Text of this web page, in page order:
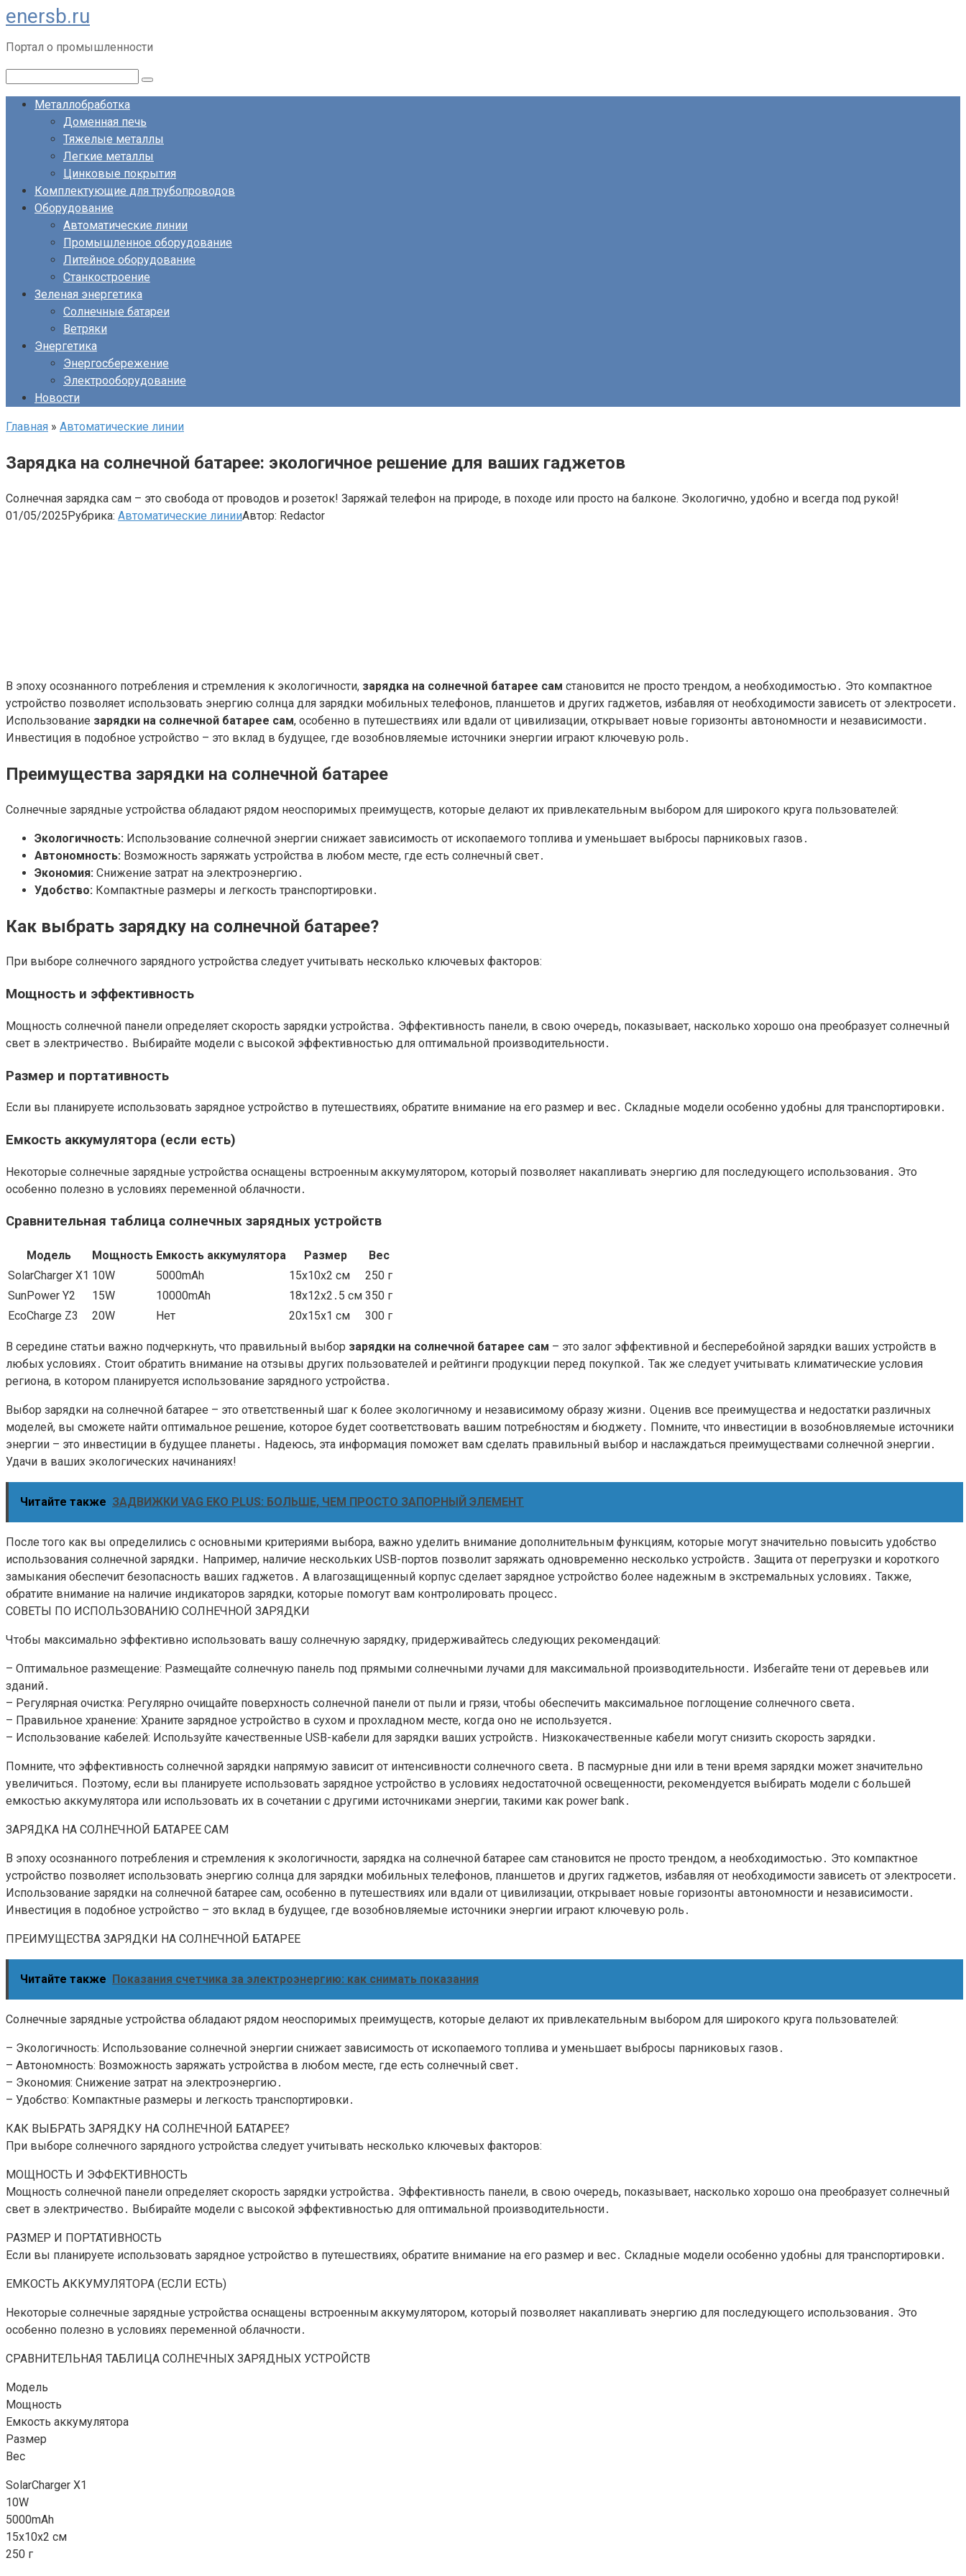
Перейти
к
контенту
enersb.ru
Портал о промышленности
Металлобработка
Доменная печь
Тяжелые металлы
Легкие металлы
Цинковые покрытия
Комплектующие для трубопроводов
Оборудование
Автоматические линии
Промышленное оборудование
Литейное оборудование
Станкостроение
Зеленая энергетика
Солнечные батареи
Ветряки
Энергетика
Энергосбережение
Электрооборудование
Новости
Главная » Автоматические линии
Зарядка на солнечной батарее: экологичное решение для ваших гаджетов
Солнечная зарядка сам – это свобода от проводов и розеток! Заряжай телефон на природе, в походе или просто на балконе. Экологично, удобно и всегда под рукой!
01/05/2025Рубрика: Автоматические линииАвтор: Redactor
В эпоху осознанного потребления и стремления к экологичности, зарядка на солнечной батарее сам становится не просто трендом, а необходимостью․ Это компактное
устройство позволяет использовать энергию солнца для зарядки мобильных телефонов, планшетов и других гаджетов, избавляя от необходимости зависеть от электросети․
Использование зарядки на солнечной батарее сам, особенно в путешествиях или вдали от цивилизации, открывает новые горизонты автономности и независимости․
Инвестиция в подобное устройство – это вклад в будущее, где возобновляемые источники энергии играют ключевую роль․
Преимущества зарядки на солнечной батарее
Солнечные зарядные устройства обладают рядом неоспоримых преимуществ, которые делают их привлекательным выбором для широкого круга пользователей:
Экологичность: Использование солнечной энергии снижает зависимость от ископаемого топлива и уменьшает выбросы парниковых газов․
Автономность: Возможность заряжать устройства в любом месте, где есть солнечный свет․
Экономия: Снижение затрат на электроэнергию․
Удобство: Компактные размеры и легкость транспортировки․
Как выбрать зарядку на солнечной батарее?
При выборе солнечного зарядного устройства следует учитывать несколько ключевых факторов:
Мощность и эффективность
Мощность солнечной панели определяет скорость зарядки устройства․ Эффективность панели, в свою очередь, показывает, насколько хорошо она преобразует солнечный
свет в электричество․ Выбирайте модели с высокой эффективностью для оптимальной производительности․
Размер и портативность
Если вы планируете использовать зарядное устройство в путешествиях, обратите внимание на его размер и вес․ Складные модели особенно удобны для транспортировки․
Емкость аккумулятора (если есть)
Некоторые солнечные зарядные устройства оснащены встроенным аккумулятором, который позволяет накапливать энергию для последующего использования․ Это
особенно полезно в условиях переменной облачности․
Сравнительная таблица солнечных зарядных устройств
Модель Мощность Емкость аккумулятора Размер
Вес
SolarCharger X1 10W 5000mAh 15x10x2 см
250 г
SunPower Y2
15W 10000mAh 18x12x2․5 см 350 г
EcoCharge Z3
20W Нет 20x15x1 см 300 г
В середине статьи важно подчеркнуть, что правильный выбор зарядки на солнечной батарее сам – это залог эффективной и бесперебойной зарядки ваших устройств в
любых условиях․ Стоит обратить внимание на отзывы других пользователей и рейтинги продукции перед покупкой․ Так же следует учитывать климатические условия
региона, в котором планируется использование зарядного устройства․
Выбор зарядки на солнечной батарее – это ответственный шаг к более экологичному и независимому образу жизни․ Оценив все преимущества и недостатки различных
моделей, вы сможете найти оптимальное решение, которое будет соответствовать вашим потребностям и бюджету․ Помните, что инвестиции в возобновляемые источники
энергии – это инвестиции в будущее планеты․ Надеюсь, эта информация поможет вам сделать правильный выбор и наслаждаться преимуществами солнечной энергии․
Удачи в ваших экологических начинаниях!
Читайте также ЗАДВИЖКИ VAG EKO PLUS: БОЛЬШЕ, ЧЕМ ПРОСТО ЗАПОРНЫЙ ЭЛЕМЕНТ
После того как вы определились с основными критериями выбора, важно уделить внимание дополнительным функциям, которые могут значительно повысить удобство
использования солнечной зарядки․ Например, наличие нескольких USB-портов позволит заряжать одновременно несколько устройств․ Защита от перегрузки и короткого
замыкания обеспечит безопасность ваших гаджетов․ А влагозащищенный корпус сделает зарядное устройство более надежным в экстремальных условиях․ Также,
обратите внимание на наличие индикаторов зарядки, которые помогут вам контролировать процесс․
СОВЕТЫ ПО ИСПОЛЬЗОВАНИЮ СОЛНЕЧНОЙ ЗАРЯДКИ
Чтобы максимально эффективно использовать вашу солнечную зарядку, придерживайтесь следующих рекомендаций:
– Оптимальное размещение: Размещайте солнечную панель под прямыми солнечными лучами для максимальной производительности․ Избегайте тени от деревьев или
зданий․
– Регулярная очистка: Регулярно очищайте поверхность солнечной панели от пыли и грязи, чтобы обеспечить максимальное поглощение солнечного света․
– Правильное хранение: Храните зарядное устройство в сухом и прохладном месте, когда оно не используется․
– Использование кабелей: Используйте качественные USB-кабели для зарядки ваших устройств․ Низкокачественные кабели могут снизить скорость зарядки․
Помните, что эффективность солнечной зарядки напрямую зависит от интенсивности солнечного света․ В пасмурные дни или в тени время зарядки может значительно
увеличиться․ Поэтому, если вы планируете использовать зарядное устройство в условиях недостаточной освещенности, рекомендуется выбирать модели с большей
емкостью аккумулятора или использовать их в сочетании с другими источниками энергии, такими как power bank․
ЗАРЯДКА НА СОЛНЕЧНОЙ БАТАРЕЕ САМ
В эпоху осознанного потребления и стремления к экологичности, зарядка на солнечной батарее сам становится не просто трендом, а необходимостью․ Это компактное
устройство позволяет использовать энергию солнца для зарядки мобильных телефонов, планшетов и других гаджетов, избавляя от необходимости зависеть от электросети․
Использование зарядки на солнечной батарее сам, особенно в путешествиях или вдали от цивилизации, открывает новые горизонты автономности и независимости․
Инвестиция в подобное устройство – это вклад в будущее, где возобновляемые источники энергии играют ключевую роль․
ПРЕИМУЩЕСТВА ЗАРЯДКИ НА СОЛНЕЧНОЙ БАТАРЕЕ
Читайте также Показания счетчика за электроэнергию: как снимать показания
Солнечные зарядные устройства обладают рядом неоспоримых преимуществ, которые делают их привлекательным выбором для широкого круга пользователей:
– Экологичность: Использование солнечной энергии снижает зависимость от ископаемого топлива и уменьшает выбросы парниковых газов․
– Автономность: Возможность заряжать устройства в любом месте, где есть солнечный свет․
– Экономия: Снижение затрат на электроэнергию․
– Удобство: Компактные размеры и легкость транспортировки․
КАК ВЫБРАТЬ ЗАРЯДКУ НА СОЛНЕЧНОЙ БАТАРЕЕ?
При выборе солнечного зарядного устройства следует учитывать несколько ключевых факторов:
МОЩНОСТЬ И ЭФФЕКТИВНОСТЬ
Мощность солнечной панели определяет скорость зарядки устройства․ Эффективность панели, в свою очередь, показывает, насколько хорошо она преобразует солнечный
свет в электричество․ Выбирайте модели с высокой эффективностью для оптимальной производительности․
РАЗМЕР И ПОРТАТИВНОСТЬ
Если вы планируете использовать зарядное устройство в путешествиях, обратите внимание на его размер и вес․ Складные модели особенно удобны для транспортировки․
ЕМКОСТЬ АККУМУЛЯТОРА (ЕСЛИ ЕСТЬ)
Некоторые солнечные зарядные устройства оснащены встроенным аккумулятором, который позволяет накапливать энергию для последующего использования․ Это
особенно полезно в условиях переменной облачности․
СРАВНИТЕЛЬНАЯ ТАБЛИЦА СОЛНЕЧНЫХ ЗАРЯДНЫХ УСТРОЙСТВ
Модель
Мощность
Емкость аккумулятора
Размер
Вес
SolarCharger X1
10W
5000mAh
15x10x2 см
250 г